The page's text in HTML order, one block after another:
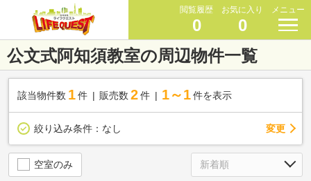
閲覧履歴
0
お気に入り
0
メニュー
公文式阿知須教室の周辺物件一覧
該当物件数 1件 販売数 2 件 1～1 件を表示
絞り込み条件： なし 変更
空室のみ